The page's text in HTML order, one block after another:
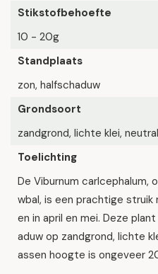
Stikstofbehoefte
10 - 20g
Standplaats
zon, halfschaduw
Grondsoort
zandgrond, lichte klei,
Toelichting
De Viburnum carlcephalum,
wbal, is een prachtige
en in april en mei. Deze
aduw op zandgrond, lichte
assen hoogte is ongeveer